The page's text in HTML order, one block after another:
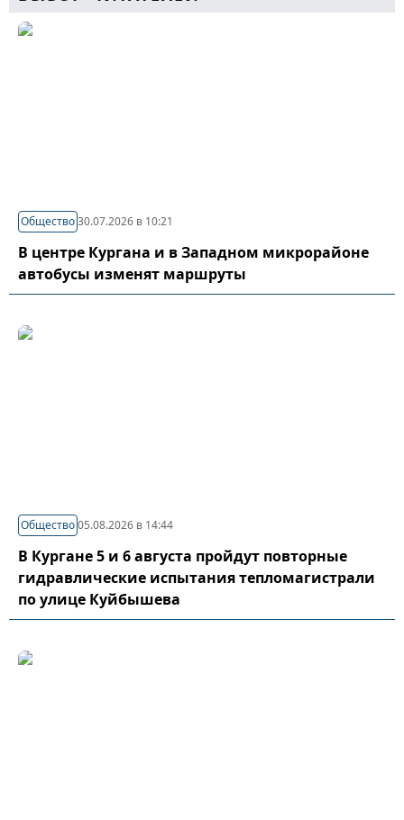
Общество30.07.2026 в 10:21
В центре Кургана и в Западном микрорайоне
автобусы изменят маршруты
Общество05.08.2026 в 14:44
В Кургане 5 и 6 августа пройдут повторные
гидравлические испытания тепломагистрали
по улице Куйбышева